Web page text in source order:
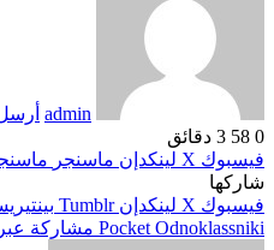
admin أرسل بريدا
‫X لينكدإن ماسنجر ماسنجر
‫X لينكدإن بينتيريست
‫Pocket مشاركة عبر البريد